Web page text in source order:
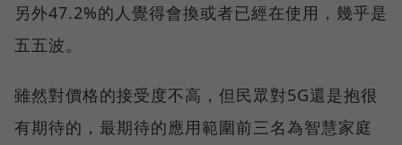
另外47.2%的人覺得會換或者已經在使用，幾乎是
五五波。
雖然對價格的接受度不高，但民眾對5G還是抱很
有期待的，最期待的應用範圍前三名為智慧家庭